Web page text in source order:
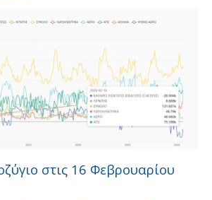
στις 16 Φεβρουαρίου